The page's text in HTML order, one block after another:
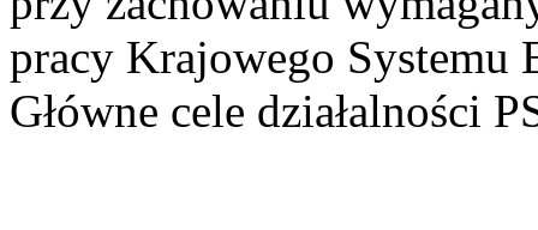
pracy Krajowego Systemu
Główne cele działalności